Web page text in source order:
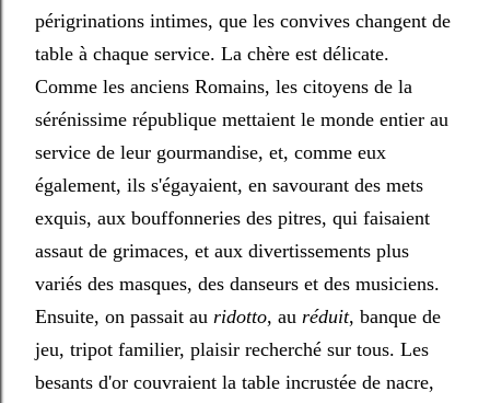
périgrinations intimes, que les convives changent de
table à chaque service. La chère est délicate.
Comme les anciens Romains, les citoyens de la
sérénissime république mettaient le monde entier au
service de leur gourmandise, et, comme eux
également, ils s'égayaient, en savourant des mets
exquis, aux bouffonneries des pitres, qui faisaient
assaut de grimaces, et aux divertissements plus
variés des masques, des danseurs et des musiciens.
Ensuite, on passait au ridotto, au réduit, banque de
jeu, tripot familier, plaisir recherché sur tous. Les
besants d'or couvraient la table incrustée de nacre,